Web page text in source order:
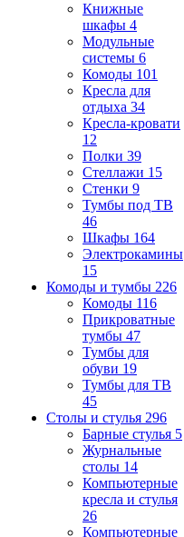
Книжные
шкафы 4
Модульные
системы 6
Комоды 101
Кресла для
отдыха 34
Кресла-кровати
12
Полки 39
Стеллажи 15
Стенки 9
Тумбы под ТВ
46
Шкафы 164
Электрокамины
15
Комоды и тумбы 226
Комоды 116
Прикроватные
тумбы 47
Тумбы для
обуви 19
Тумбы для ТВ
45
Столы и стулья 296
Барные стулья 5
Журнальные
столы 14
Компьютерные
кресла и стулья
26
Компьютерные